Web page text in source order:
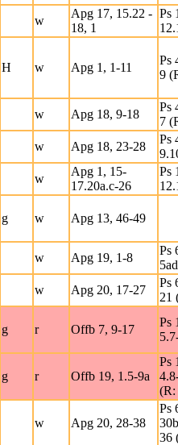
w
Apg 17, 15.22 -
18, 1
Ps
H w Apg 1, 1-11
Ps
9
w Apg 18, 9-18
Ps
7
w Apg 18, 23-28
Ps
w
Apg 1, 15-
17.20a.c-26
Ps
g w Apg 13, 46-49
w Apg 19, 1-8
Ps
w Apg 20, 17-27
Ps
21
g r Offb 7, 9-17
Ps
g r Offb 19, 1.5-9a
Ps
(R:
w Apg 20, 28-38
Ps
36